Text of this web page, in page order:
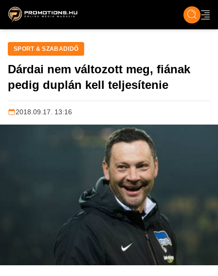
ZENE, FILM & KULT ÉLET TECH &
SPORT & SZABADIDŐ
Dárdai nem változott meg, fiának
pedig duplán kell teljesítenie
2018.09.17. 13:16